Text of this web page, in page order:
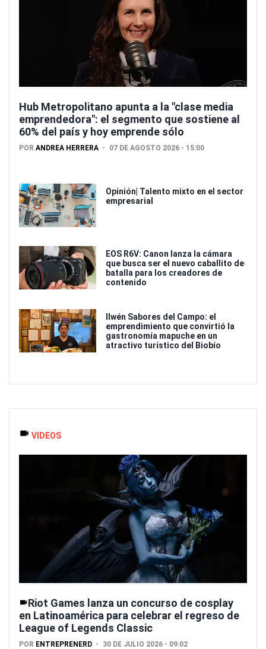
Hub Metropolitano apunta a la "clase media
emprendedora": el segmento que sostiene al
60% del país y hoy emprende sólo
POR ANDREA HERRERA 07 DE AGOSTO 2026 - 15:00
Opinión| Talento mixto en el sector
empresarial
EOS R6V: Canon lanza la cámara
que busca ser el nuevo caballito de
batalla para los creadores de
contenido
Ilwén Sabores del Campo: el
emprendimiento que convirtió la
gastronomía mapuche en un
atractivo turístico del Biobío
VIDEOS
Riot Games lanza un concurso de cosplay
en Latinoamérica para celebrar el regreso de
League of Legends Classic
POR ENTREPRENERD 30 DE JULIO 2026 - 09:02